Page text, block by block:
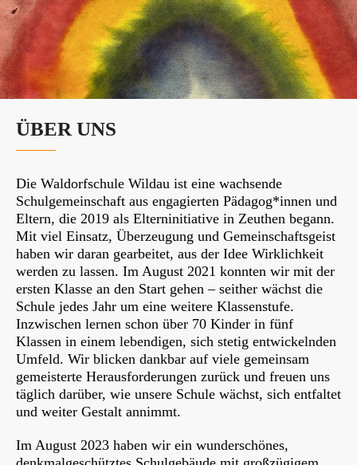
ÜBER UNS
Die Waldorfschule Wildau ist eine wachsende
Schulgemeinschaft aus engagierten Pädagog*innen und
Eltern, die 2019 als Elterninitiative in Zeuthen begann.
Mit viel Einsatz, Überzeugung und Gemeinschaftsgeist
haben wir daran gearbeitet, aus der Idee Wirklichkeit
werden zu lassen. Im August 2021 konnten wir mit der
ersten Klasse an den Start gehen – seither wächst die
Schule jedes Jahr um eine weitere Klassenstufe.
Inzwischen lernen schon über 70 Kinder in fünf
Klassen in einem lebendigen, sich stetig entwickelnden
Umfeld. Wir blicken dankbar auf viele gemeinsam
gemeisterte Herausforderungen zurück und freuen uns
täglich darüber, wie unsere Schule wächst, sich entfaltet
und weiter Gestalt annimmt.
Im August 2023 haben wir ein wunderschönes,